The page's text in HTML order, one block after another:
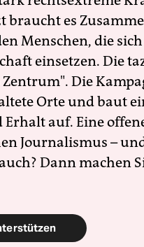
braucht es
Menschen, die
einsetzen. Die
Die
Orte und baut
Erhalt auf. Eine
Journalismus –
Dann machen